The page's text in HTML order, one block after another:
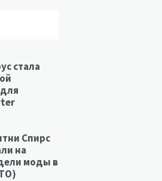
стала
Спирс
на
моды в